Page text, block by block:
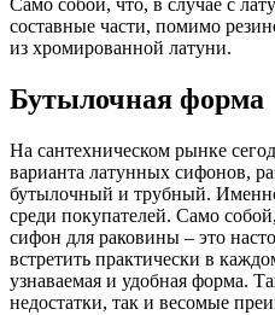
Само собой, что, в случае с
составные части, помимо
из хромированной латуни.
Бутылочная форма
На сантехническом рынке
варианта латунных сифонов,
бутылочный и трубный.
среди покупателей. Само
сифон для раковины – это
встретить практически в
узнаваемая и удобная форма.
недостатки, так и весомые